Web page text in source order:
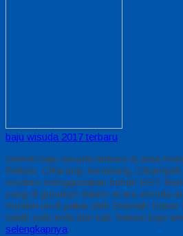
baju wisuda 2017 terbaru
contoh baju wisuda terbaru di area
Bekasi, Cikarang, kerawang,
modern menggunakan bahan BSY
yang di gunakan dalam acara wisuda
muslim ini di pakai oleh Sekolah
salah satu kota dan kab. bekasi,baju
selengkapnya